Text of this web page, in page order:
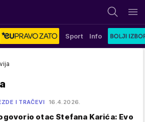
Sport Info
I TRAČEVI 16.4.2026.
otac Stefana Karića: Evo